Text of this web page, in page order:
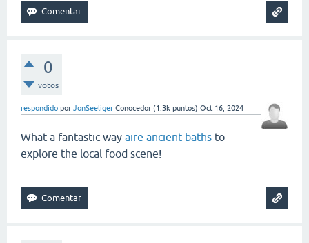
0
votos
respondido por JonSeeliger Conocedor (1.3k puntos) Oct 16, 2024
What a fantastic way aire ancient baths to
explore the local food scene!